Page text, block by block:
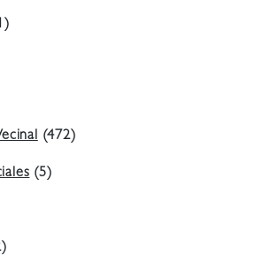
(472)
(5)